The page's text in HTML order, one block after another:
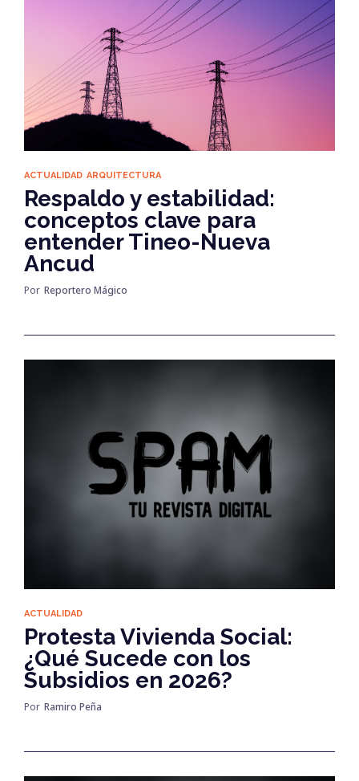
ACTUALIDAD ARQUITECTURA
Respaldo y estabilidad:
conceptos clave para
entender Tineo-Nueva
Ancud
Por Reportero Mágico
ACTUALIDAD
Protesta Vivienda Social:
¿Qué Sucede con los
Subsidios en 2026?
Por Ramiro Peña